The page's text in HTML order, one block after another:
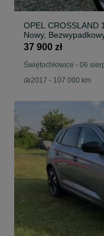
OPEL CROSSLAND
Nowy,
37 900 zł
Świętochłowice - 06
2017 - 107 000 km